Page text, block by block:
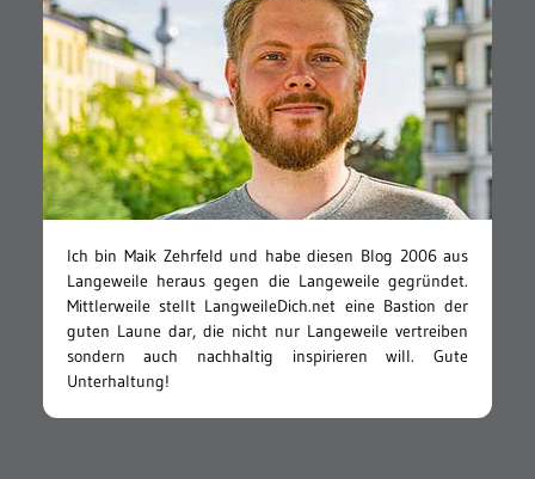
Ich bin Maik Zehrfeld und habe diesen Blog 2006 aus
Langeweile heraus gegen die Langeweile gegründet.
Mittlerweile stellt LangweileDich.net eine Bastion der
guten Laune dar, die nicht nur Langeweile vertreiben
sondern auch nachhaltig inspirieren will. Gute
Unterhaltung!